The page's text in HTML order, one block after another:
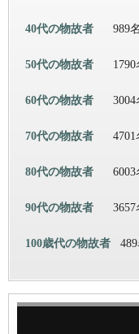
40代の物故者 989名
50代の物故者 1790
60代の物故者 3004
70代の物故者 4701
80代の物故者 6003
90代の物故者 3657
100歳代の物故者 489